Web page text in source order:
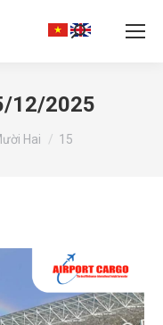
Search:
12/2025
Hai 15